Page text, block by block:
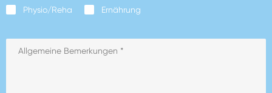
Physio/Reha Ernährung